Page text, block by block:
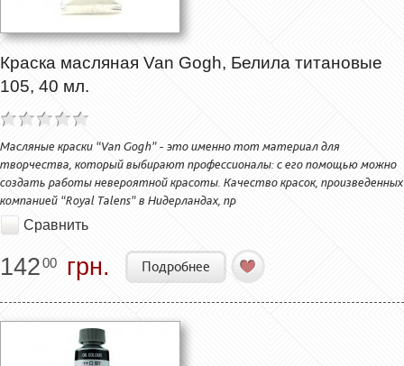
Краска масляная Van Gogh, Белила титановые
105, 40 мл.
Масляные краски “Van Gogh” - это именно тот материал для
творчества, который выбирают профессионалы: с его помощью можно
создать работы невероятной красоты. Качество красок, произведенных
компанией “Royal Talens” в Нидерландах, пр
Сравнить
14200 грн. Подробнее